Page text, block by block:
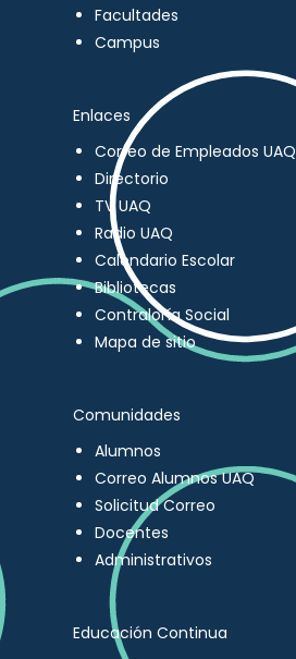
Facultades
Campus
Enlaces
Correo de Empleados UAQ
Directorio
TV UAQ
Radio UAQ
Calendario Escolar
Bibliotecas
Contraloría Social
Mapa de sitio
Comunidades
Alumnos
Correo Alumnos UAQ
Solicitud Correo
Docentes
Administrativos
Educación Continua